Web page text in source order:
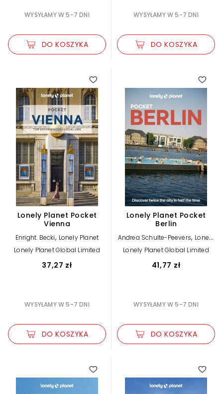
WYSYŁAMY W 5-7 DNI
DO KOSZYKA
WYSYŁAMY W 5-7 DNI
DO KOSZYKA
Lonely Planet Pocket
Vienna
Enright. Becki, Lonely Planet
Lonely Planet Global Limited
37,27 zł
WYSYŁAMY W 5-7 DNI
DO KOSZYKA
Lonely Planet Pocket
Berlin
Andrea Schulte-Peevers, Lonely
Planet
Lonely Planet Global Limited
41,77 zł
WYSYŁAMY W 5-7 DNI
DO KOSZYKA